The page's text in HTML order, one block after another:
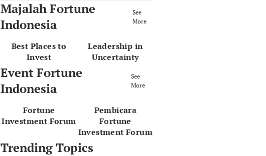
Majalah Fortune
Indonesia
See
More
Best Places to
Invest
Leadership in
Uncertainty
Event Fortune
Indonesia
See
More
Fortune
Investment Forum
Pembicara
Fortune
Investment Forum
Trending Topics